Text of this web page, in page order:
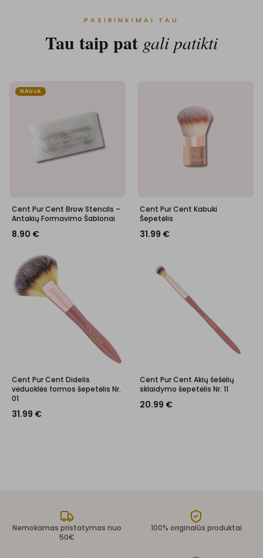
PASIRINKIMAI TAU
Tau taip pat gali patikti
NAUJA
Cent Pur Cent Brow Stencils –
Antakių Formavimo Šablonai
8.90 €
Cent Pur Cent Kabuki
Šepetėlis
31.99 €
Cent Pur Cent Didelis
vėduoklės formos šepetėlis Nr.
01
31.99 €
Cent Pur Cent Akių šešėlių
sklaidymo šepetėlis Nr. 11
20.99 €
Nemokamas pristatymas nuo
50€
100% originalūs produktai